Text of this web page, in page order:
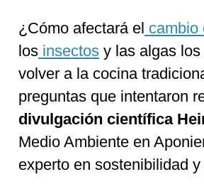
¿Cómo afectará el cambio
los insectos y las algas los
volver a la cocina
preguntas que intentaron
divulgación científica
Medio Ambiente en
experto en sostenibilidad y